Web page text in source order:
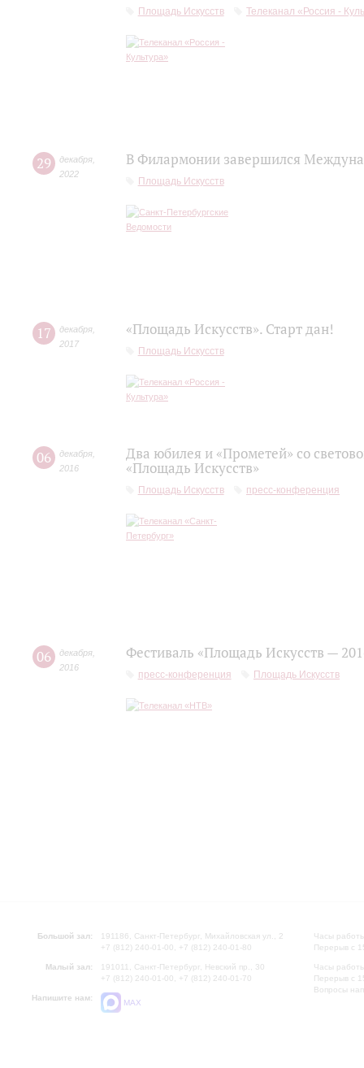
Площадь Искусств Телеканал «Россия -
29 декабря
2022
В Филармонии завершился
Площадь Искусств
17 декабря
2017
«Площадь Искусств». Старт дан!
Площадь Искусств
06 декабря
2016
Два юбилея и «Прометей» со
«Площадь Искусств»
Площадь Искусств пресс-конференция
06 декабря
2016
Фестиваль «Площадь Искусств —
пресс-конференция Площадь Искусств
Большой зал:
191186, Санкт-Петербург, Михайловская ул., 2
+7 (812) 240-01-00, +7 (812) 240-01-80
Малый зал:
191011, Санкт-Петербург, Невский пр., 30
+7 (812) 240-01-00, +7 (812) 240-01-70
Напишите нам:
MAX
Часы
Перерыв с
Часы
Перерыв с
Вопросы